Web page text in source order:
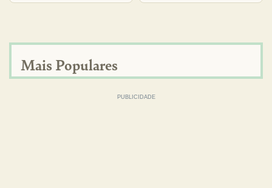
Mais Populares